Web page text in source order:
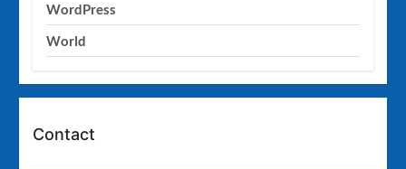
WordPress
World
Contact